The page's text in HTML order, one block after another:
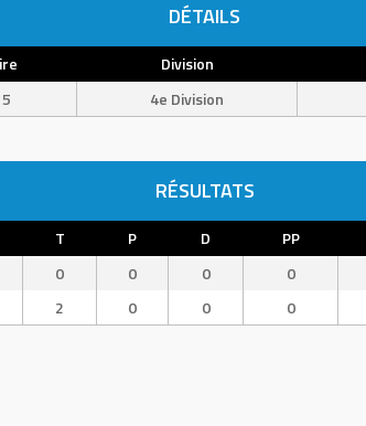
DÉTAILS
Division
4e Division
RÉSULTATS
T P D PP
0 0 0 0
2 0 0 0